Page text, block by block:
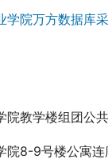
学院万方数据库
楼组团公共区域环境
公寓连廊学生社区学习中